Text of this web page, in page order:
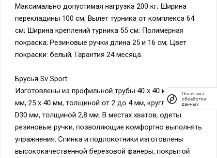
Максимально допустимая нагрузка 200 кг; Ширина
перекладины 100 см; Вылет турника от комплекса 64
см; Ширина креплений турника 55 см; Полимерная
покраска; Резиновые ручки длина 25 и 16 см; Цвет
покраски: белый; Гарантия 24 месяца.
Брусья Sv Sport
Изготовлены из профильной трубы 40 х 40 мм, 30 х 30
мм, 25 х 40 мм, толщиной от 2 до 4 мм, круглой трубы
D30 мм, толщиной 2,8 мм. В местах хватов, одеты
резиновые ручки, позволяющие комфортно выполнять
упражнения. Спинка и подлокотники изготовлены
высококачественной березовой фанеры, покрытой
Политика
обработки
данных